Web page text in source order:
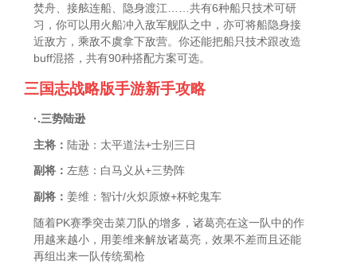
焚舟、接舷连船、隐身渡江……共有6种船只技术可研
习，你可以用火船冲入敌军舰队之中，亦可将船隐身接
近敌方，乘敌不虞拿下敌营。你还能把船只技术跟改造
buff混搭，共有90种搭配方案可选。
三国志战略版手游新手攻略
·.三势陆逊
主将：陆逊：太平道法+士别三日
副将：左慈：白马义从+三势阵
副将：姜维：智计/火炽原燎+杯蛇鬼车
随着PK赛季突击菜刀队的增多，诸葛亮在这一队中的作
用越来越小，用姜维来解放诸葛亮，效果不差而且还能
再组出来一队传统蜀枪